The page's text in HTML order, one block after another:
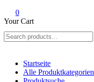
0
Your Cart
for:
Startseite
Alle Produktkategorien